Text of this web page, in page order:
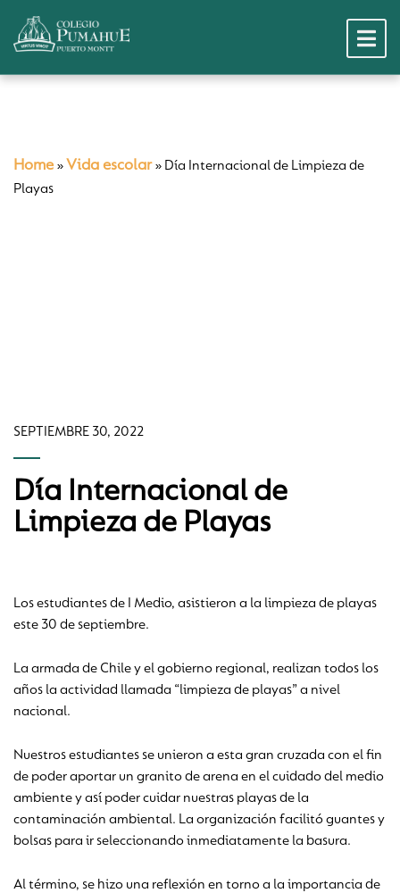
Home » Vida escolar» Día Internacional de Limpieza de
Playas
SEPTIEMBRE 30, 2022
Día Internacional de
Limpieza de Playas
Los estudiantes de I Medio, asistieron a la limpieza de playas
este 30 de septiembre.
La armada de Chile y el gobierno regional, realizan todos los
años la actividad llamada “limpieza de playas” a nivel
nacional.
Nuestros estudiantes se unieron a esta gran cruzada con el fin
de poder aportar un granito de arena en el cuidado del medio
ambiente y así poder cuidar nuestras playas de la
contaminación ambiental. La organización facilitó guantes y
bolsas para ir seleccionando inmediatamente la basura.
Al término, se hizo una reflexión en torno a la importancia de